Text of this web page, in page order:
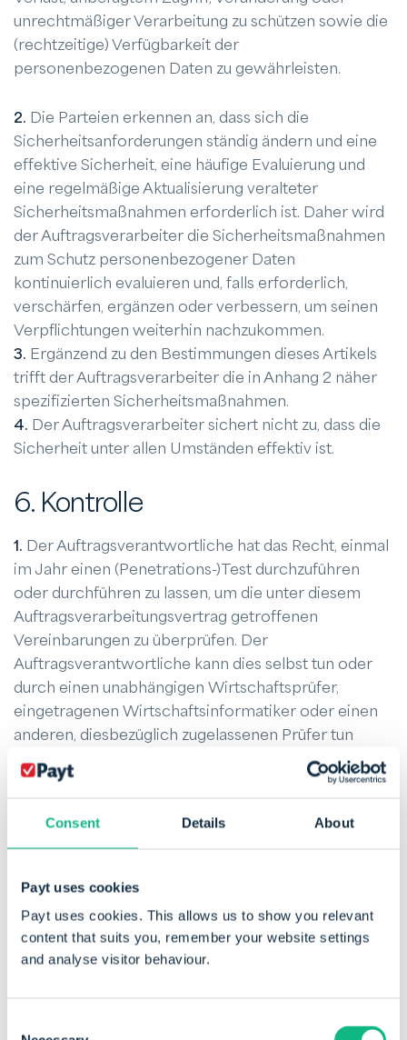
Consent Details About
Payt uses cookies
Payt uses cookies. This allows us to show you relevant
content that suits you, remember your website settings
and analyse visitor behaviour.
unrechtmäßiger Verarbeitung zu schützen sowie die
(rechtzeitige) Verfügbarkeit der
personenbezogenen Daten zu gewährleisten.
2. Die Parteien erkennen an, dass sich die
Sicherheitsanforderungen ständig ändern und eine
effektive Sicherheit, eine häufige Evaluierung und
eine regelmäßige Aktualisierung veralteter
Sicherheitsmaßnahmen erforderlich ist. Daher wird
der Auftragsverarbeiter die Sicherheitsmaßnahmen
zum Schutz personenbezogener Daten
kontinuierlich evaluieren und, falls erforderlich,
verschärfen, ergänzen oder verbessern, um seinen
Verpflichtungen weiterhin nachzukommen.
3. Ergänzend zu den Bestimmungen dieses Artikels
trifft der Auftragsverarbeiter die in Anhang 2 näher
spezifizierten Sicherheitsmaßnahmen.
4. Der Auftragsverarbeiter sichert nicht zu, dass die
Sicherheit unter allen Umständen effektiv ist.
6. Kontrolle
1. Der Auftragsverantwortliche hat das Recht, einmal
im Jahr einen (Penetrations-)Test durchzuführen
oder durchführen zu lassen, um die unter diesem
Auftragsverarbeitungsvertrag getroffenen
Vereinbarungen zu überprüfen. Der
Auftragsverantwortliche kann dies selbst tun oder
durch einen unabhängigen Wirtschaftsprüfer,
eingetragenen Wirtschaftsinformatiker oder einen
anderen, diesbezüglich zugelassenen Prüfer tun
lassen
(Penetrations-)Tests dieses Artikels erforderlichen
Daten auf, wie z. B. Systemprotokolle.
sich an die beim Auftragsverarbeiter geltenden
Sicherheitsverfahren.